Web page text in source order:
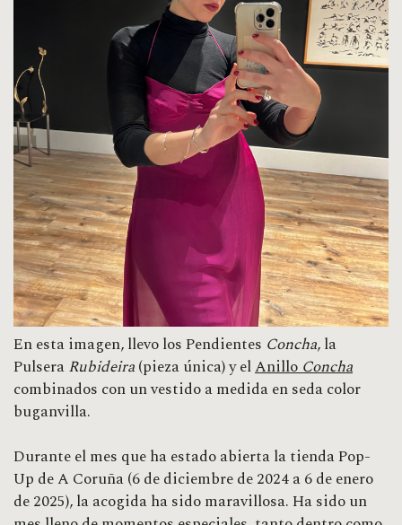
En esta imagen, llevo los Pendientes Concha, la
PulseraRubideira(pieza única) y elAnilloConcha
combinados con un vestido a medida en seda color
buganvilla.
Durante el mes que ha estado abierta la tienda Pop-
Up de A Coruña (6 de diciembre de 2024 a 6 de enero
de 2025), la acogida ha sido maravillosa. Ha sido un